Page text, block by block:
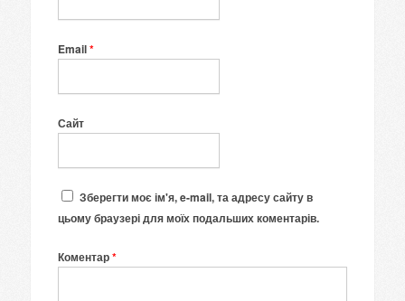
Email*
Сайт
Зберегти моє ім'я, e-mail, та адресу сайту в
цьому браузері для моїх подальших коментарів.
Коментар*